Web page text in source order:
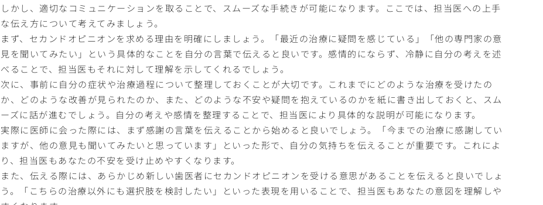
しかし、適切なコミュニケーションを取ることで、スムーズな手続きが可能になります。ここでは、担当医への上手
な伝え方について考えてみましょう。
まず、セカンドオピニオンを求める理由を明確にしましょう。「最近の治療に疑問を感じている」「他の専門家の意
見を聞いてみたい」という具体的なことを自分の言葉で伝えると良いです。感情的にならず、冷静に自分の考えを述
べることで、担当医もそれに対して理解を示してくれるでしょう。
次に、事前に自分の症状や治療過程について整理しておくことが大切です。これまでにどのような治療を受けたの
か、どのような改善が見られたのか、また、どのような不安や疑問を抱えているのかを紙に書き出しておくと、スム
ーズに話が進むでしょう。自分の考えや感情を整理することで、担当医により具体的な説明が可能になります。
実際に医師に会った際には、まず感謝の言葉を伝えることから始めると良いでしょう。「今までの治療に感謝してい
ますが、他の意見も聞いてみたいと思っています」といった形で、自分の気持ちを伝えることが重要です。これによ
り、担当医もあなたの不安を受け止めやすくなります。
また、伝える際には、あらかじめ新しい歯医者にセカンドオピニオンを受ける意思があることを伝えると良いでしょ
う。「こちらの治療以外にも選択肢を検討したい」といった表現を用いることで、担当医もあなたの意図を理解しや